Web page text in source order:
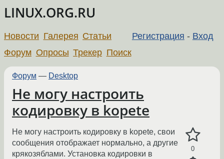
LINUX.ORG.RU
Регистрация - Вход
Новости Галерея Статьи
Форум Опросы Трекер Поиск
Форум — Desktop
Не могу настроить
кодировку в kopete
0
Не могу настроить кодировку в kopete, свои
сообщения отображает нормально, а другие
крякозяблами. Установка кодировки в